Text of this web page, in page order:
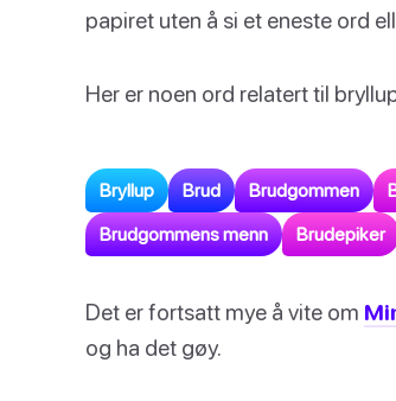
papiret uten å si et eneste ord
Her er noen ord relatert til
Bryllup Brud Brudgommen
Brudgommens menn Brudepiker
Det er fortsatt mye å vite om
og ha det gøy.